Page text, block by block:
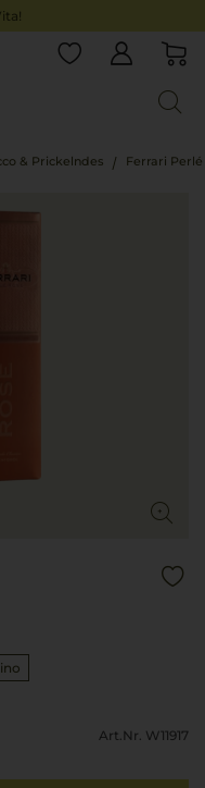
& Prickelndes Ferrari Perlé
Art.Nr. W11917